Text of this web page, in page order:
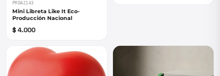
PROA2143
Mini Libreta Like It Eco-
Producción Nacional
$ 4.000